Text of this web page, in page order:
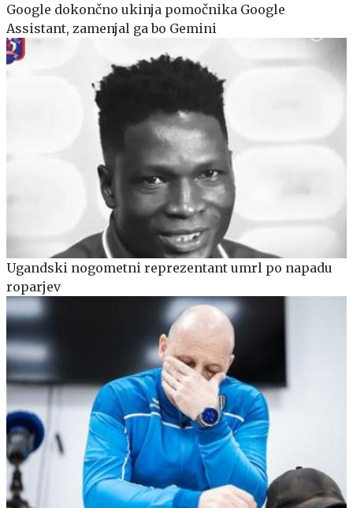
Google dokončno ukinja pomočnika Google
Assistant, zamenjal ga bo Gemini
Ugandski nogometni reprezentant umrl po napadu
roparjev